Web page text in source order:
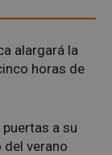
alargará la
horas de
a su
verano